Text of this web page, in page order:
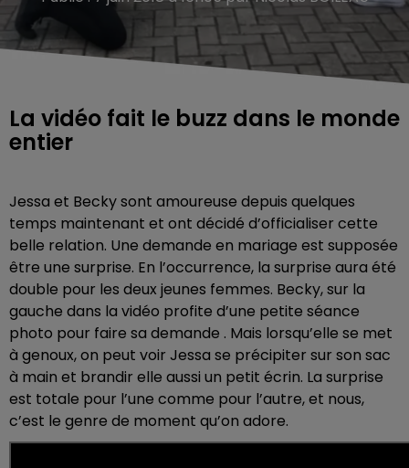
La vidéo fait le buzz dans le monde
entier
Jessa et Becky sont amoureuse depuis quelques
temps maintenant et ont décidé d’officialiser cette
belle relation. Une demande en mariage est supposée
être une surprise. En l’occurrence, la surprise aura été
double pour les deux jeunes femmes. Becky, sur la
gauche dans la vidéo profite d’une petite séance
photo pour faire sa demande . Mais lorsqu’elle se met
à genoux, on peut voir Jessa se précipiter sur son sac
à main et brandir elle aussi un petit écrin. La surprise
est totale pour l’une comme pour l’autre, et nous,
c’est le genre de moment qu’on adore.